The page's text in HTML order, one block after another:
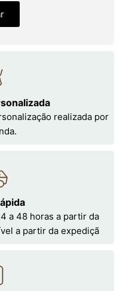
realizada por
a 48 horas a partir da
a partir da expediçã